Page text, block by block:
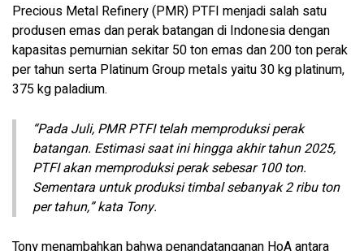
Precious Metal Refinery (PMR) PTFI menjadi salah satu
produsen emas dan perak batangan di Indonesia dengan
kapasitas pemurnian sekitar 50 ton emas dan 200 ton perak
per tahun serta Platinum Group metals yaitu 30 kg platinum,
375 kg paladium.
“Pada Juli, PMR PTFI telah memproduksi perak
batangan. Estimasi saat ini hingga akhir tahun 2025,
PTFI akan memproduksi perak sebesar 100 ton.
Sementara untuk produksi timbal sebanyak 2 ribu ton
per tahun,” kata Tony.
Tony menambahkan bahwa penandatanganan HoA antara